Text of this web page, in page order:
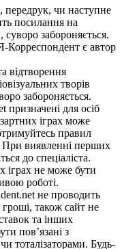
передрук, чи наступне
посилання на
забороняється.
Корреспондент є автор
відтворення
творів
забороняється.
призначені для осіб
іграх може
правил
При виявленні перших
до спеціаліста.
іграх не може бути
роботі.
не проводить
гроші, також сайт не
та інших
пов’язані з
тоталізаторами. Будь-